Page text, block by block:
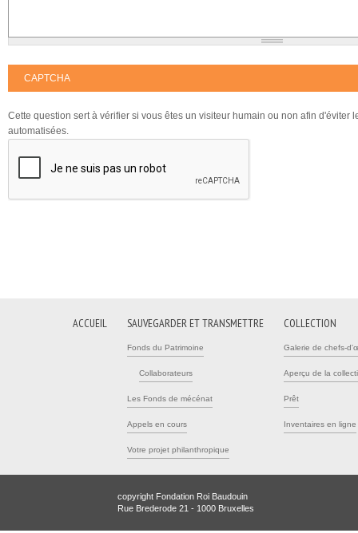
CAPTCHA
Cette question sert à vérifier si vous êtes un visiteur humain ou non afin d'éviter
automatisées.
ACCUEIL SAUVEGARDER ET TRANSMETTRE
Fonds du Patrimoine
Collaborateurs
Les Fonds de mécénat
Appels en cours
Votre projet philanthropique
COLLECTION
Galerie de chefs-
Aperçu de la
Prêt
Inventaires en ligne
copyright Fondation Roi Baudouin
Rue Brederode 21 - 1000 Bruxelles